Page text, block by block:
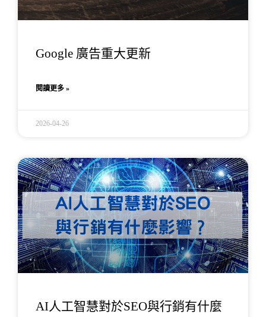
Google 廣告重大更新
閱讀更多 »
2026-04-26
AI人工智慧對於SEO與行銷有什麼